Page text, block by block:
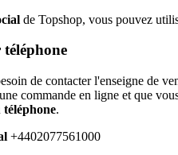
de Topshop, vous pouvez
de contacter l'enseigne de
commande en ligne et que
téléphone.
+4402077561000